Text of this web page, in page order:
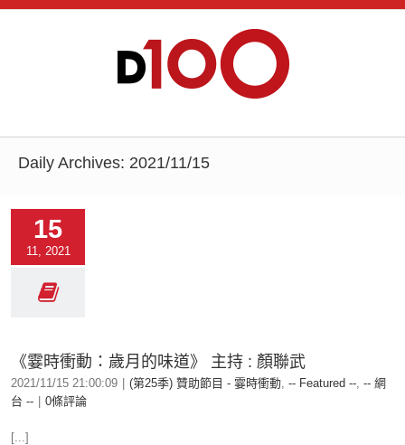
Daily Archives: 2021/11/15
15
11, 2021
《霎時衝動：歲月的味道》 主持 : 顏聯武
2021/11/15 21:00:09 (第25季) 贊助節目 - 霎時衝動, -- Featured --, -- 網
台 --
0條評論
[...]